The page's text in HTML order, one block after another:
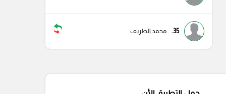
35. محمد الظريف